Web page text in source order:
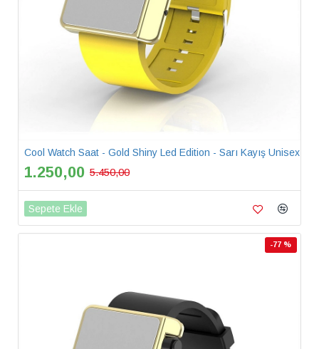
Cool Watch Saat - Gold Shiny Led Edition - Sarı Kayış Unisex
1.250,00 5.450,00
Sepete Ekle
-77 %